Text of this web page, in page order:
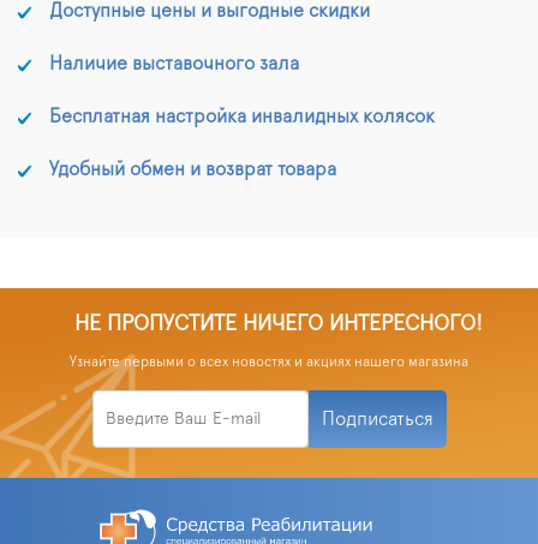
Доступные цены и выгодные скидки
Наличие выставочного зала
Бесплатная настройка инвалидных колясок
Удобный обмен и возврат товара
НЕ ПРОПУСТИТЕ НИЧЕГО ИНТЕРЕСНОГО!
Узнайте первыми о всех новостях и акциях нашего магазина
Подписаться